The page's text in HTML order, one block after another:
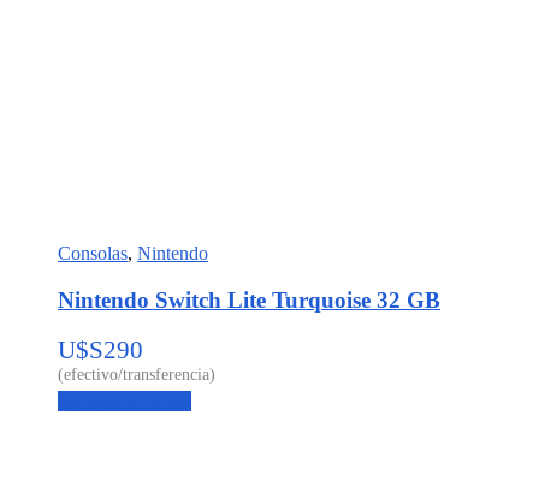
Consolas, Nintendo
Nintendo Switch Lite Turquoise 32 GB
U$S290